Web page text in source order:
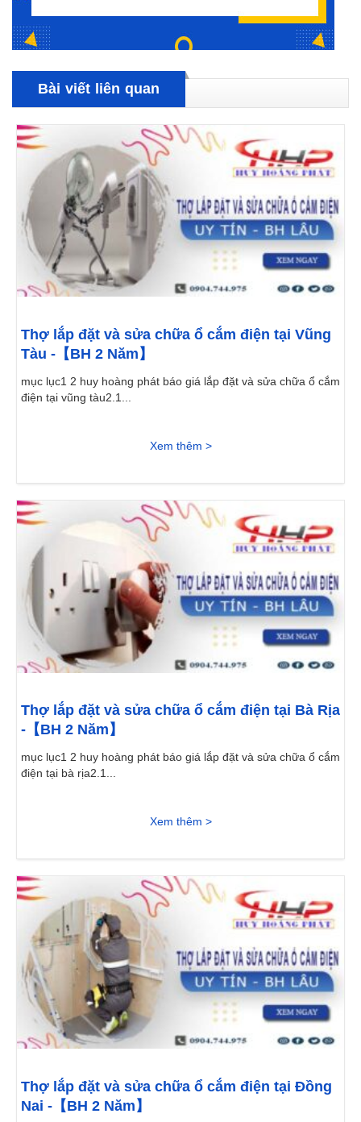
Bài viết liên quan
Thợ lắp đặt và sửa chữa ổ cắm điện tại Vũng
Tàu -【BH 2 Năm】
mục lục1 2 huy hoàng phát báo giá lắp đặt và sửa chữa ổ cắm
điện tại vũng tàu2.1...
Xem thêm >
Thợ lắp đặt và sửa chữa ổ cắm điện tại Bà Rịa
-【BH 2 Năm】
mục lục1 2 huy hoàng phát báo giá lắp đặt và sửa chữa ổ cắm
điện tại bà rịa2.1...
Xem thêm >
Thợ lắp đặt và sửa chữa ổ cắm điện tại Đồng
Nai -【BH 2 Năm】